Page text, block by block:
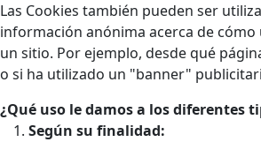
Las Cookies también pueden ser
información anónima acerca de
un sitio. Por ejemplo, desde qué
o si ha utilizado un "banner"
¿Qué uso le damos a los diferentes
Según su finalidad: